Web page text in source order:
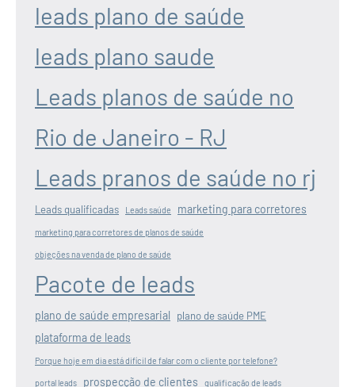
leads plano de saúde
leads plano saude
Leads planos de saúde no
Rio de Janeiro - RJ
Leads pranos de saúde no rj
Leads qualificadas Leads saúde marketing para corretores
marketing para corretores de planos de saúde
objeções na venda de plano de saúde
Pacote de leads
plano de saúde empresarial plano de saúde PME
plataforma de leads
Porque hoje em dia está difícil de falar com o cliente por telefone?
portal leads prospecção de clientes qualificação de leads